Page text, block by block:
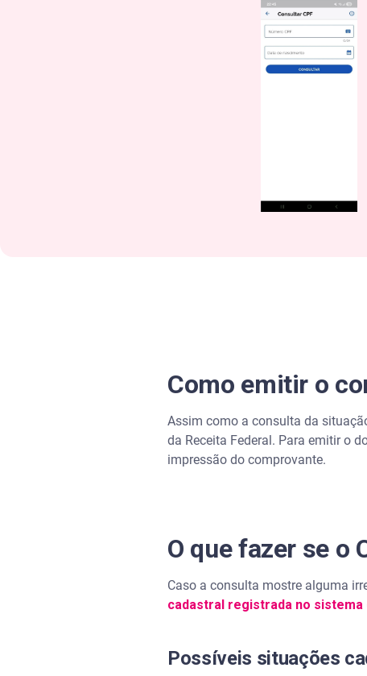
Como emitir o
Assim como a consulta da
da Receita Federal. Para emitir o
impressão do comprovante.
O que fazer se o
Caso a consulta mostre alguma
cadastral registrada no sistema
Possíveis situações